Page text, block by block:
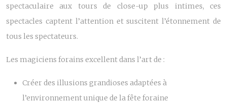
spectaculaire aux tours de close-up plus intimes, ces
spectacles captent l’attention et suscitent l’étonnement de
tous les spectateurs.
Les magiciens forains excellent dans l’art de :
Créer des illusions grandioses adaptées à
l’environnement unique de la fête foraine